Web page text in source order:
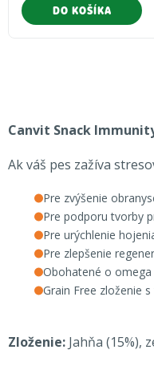
DO KOŠÍKA
Canvit Snack
Ak váš pes zažíva
Pre zvýšenie
Pre podporu tvorby
Pre urýchlenie
Pre zlepšenie
Obohatené o
Grain Free zloženie
Zloženie: Jahňa (15%),